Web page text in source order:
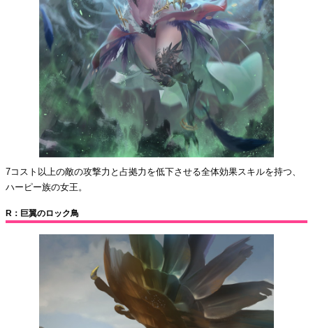
7コスト以上の敵の攻撃力と占拠力を低下させる全体効果スキルを持つ、
ハーピー族の女王。
R：巨翼のロック鳥